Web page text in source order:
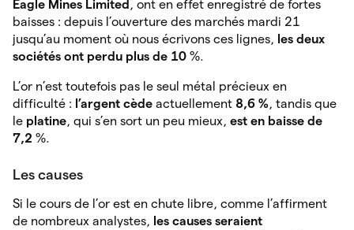
Eagle Mines Limited , ont en effet enregistré de fortes
baisses : depuis l’ouverture des marchés mardi 21
jusqu’au moment où nous écrivons ces lignes, les deux
sociétés ont perdu plus de 10 %.
L’or n’est toutefois pas le seul métal précieux en
difficulté : l’argent cède actuellement 8,6 %, tandis que
le platine, qui s’en sort un peu mieux, est en baisse de
7,2 %.
Les causes
Si le cours de l’or est en chute libre, comme l’affirment
de nombreux analystes, les causes seraient